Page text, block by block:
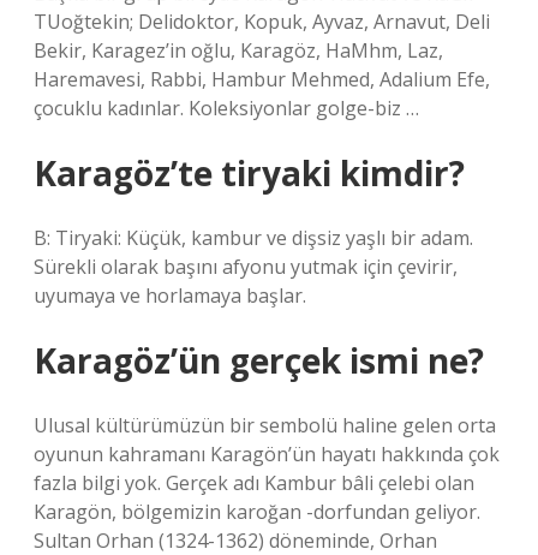
TUoğtekin; Delidoktor, Kopuk, Ayvaz, Arnavut, Deli
Bekir, Karagez’in oğlu, Karagöz, HaMhm, Laz,
Haremavesi, Rabbi, Hambur Mehmed, Adalium Efe,
çocuklu kadınlar. Koleksiyonlar golge-biz …
Karagöz’te tiryaki kimdir?
B: Tiryaki: Küçük, kambur ve dişsiz yaşlı bir adam.
Sürekli olarak başını afyonu yutmak için çevirir,
uyumaya ve horlamaya başlar.
Karagöz’ün gerçek ismi ne?
Ulusal kültürümüzün bir sembolü haline gelen orta
oyunun kahramanı Karagön’ün hayatı hakkında çok
fazla bilgi yok. Gerçek adı Kambur bâli çelebi olan
Karagön, bölgemizin karoğan -dorfundan geliyor.
Sultan Orhan (1324-1362) döneminde, Orhan